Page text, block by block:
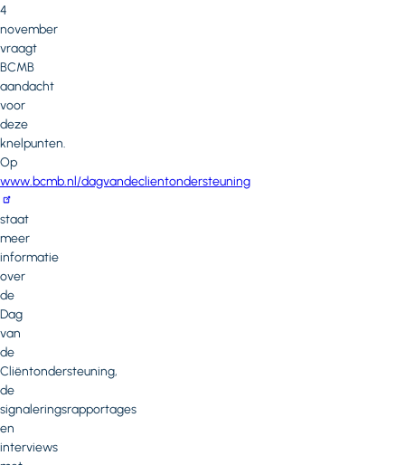
4
november
vraagt
BCMB
aandacht
voor
deze
knelpunten.
Op
www.bcmb.nl/dagvandeclientondersteuning
staat
meer
informatie
over
de
Dag
van
de
Cliëntondersteuning,
de
signaleringsrapportages
en
interviews